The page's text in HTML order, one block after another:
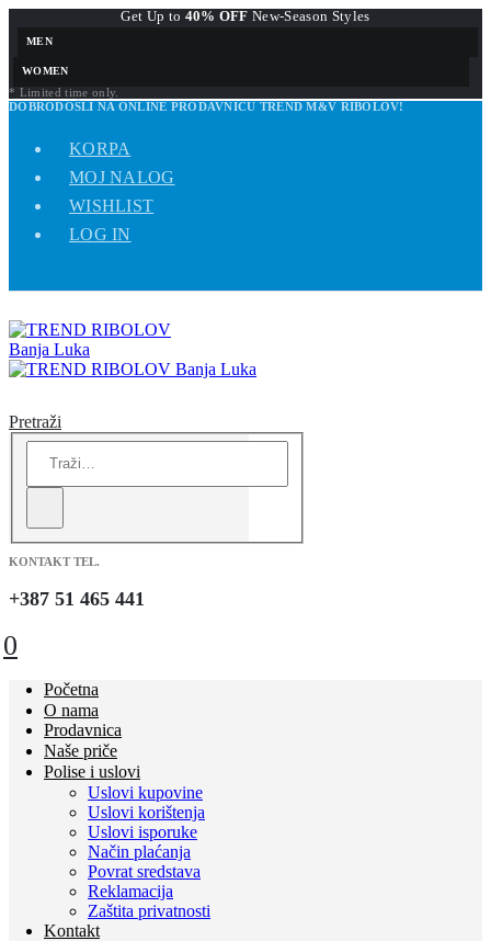
Get Up to 40% OFF New-Season Styles
MEN
WOMEN
* Limited time only.
DOBRODOŠLI NA ONLINE PRODAVNICU TREND M&V RIBOLOV!
KORPA
MOJ NALOG
WISHLIST
LOG IN
Pretraži
KONTAKT TEL.
+387 51 465 441
0
Početna
O nama
Prodavnica
Naše priče
Polise i uslovi
Uslovi kupovine
Uslovi korištenja
Uslovi isporuke
Način plaćanja
Povrat sredstava
Reklamacija
Zaštita privatnosti
Kontakt